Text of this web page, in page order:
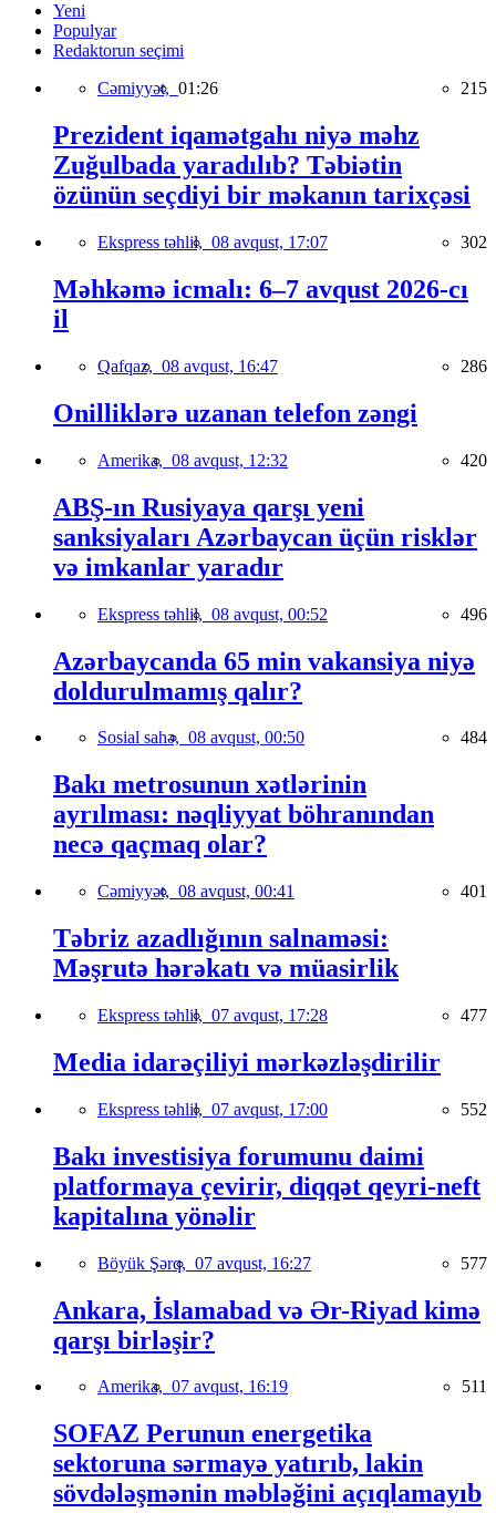
Yeni
Populyar
Redaktorun seçimi
Cəmiyyət, 01:26 215
Prezident iqamətgahı niyə məhz
Zuğulbada yaradılıb? Təbiətin
özünün seçdiyi bir məkanın tarixçəsi
Ekspress təhlil, 08 avqust, 17:07 302
Məhkəmə icmalı: 6–7 avqust 2026-cı
il
Qafqaz, 08 avqust, 16:47 286
Onilliklərə uzanan telefon zəngi
Amerika, 08 avqust, 12:32 420
ABŞ-ın Rusiyaya qarşı yeni
sanksiyaları Azərbaycan üçün risklər
və imkanlar yaradır
Ekspress təhlil, 08 avqust, 00:52 496
Azərbaycanda 65 min vakansiya niyə
doldurulmamış qalır?
Sosial sahə, 08 avqust, 00:50 484
Bakı metrosunun xətlərinin
ayrılması: nəqliyyat böhranından
necə qaçmaq olar?
Cəmiyyət, 08 avqust, 00:41 401
Təbriz azadlığının salnaməsi:
Məşrutə hərəkatı və müasirlik
Ekspress təhlil, 07 avqust, 17:28 477
Media idarəçiliyi mərkəzləşdirilir
Ekspress təhlil, 07 avqust, 17:00 552
Bakı investisiya forumunu daimi
platformaya çevirir, diqqət qeyri-neft
kapitalına yönəlir
Böyük Şərq, 07 avqust, 16:27 577
Ankara, İslamabad və Ər-Riyad kimə
qarşı birləşir?
Amerika, 07 avqust, 16:19 511
SOFAZ Perunun energetika
sektoruna sərmayə yatırıb, lakin
sövdələşmənin məbləğini açıqlamayıb